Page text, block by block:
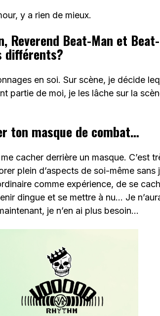
y a rien de mieux.
Reverend Beat-Man et
différents?
en soi. Sur scène, je décide
partie de moi, je les lâche sur la
ton masque de combat…
cacher derrière un masque. C’est
plein d’aspects de soi-même sans
comme expérience, de se
dingue et se mettre à nu… Je
je n’en ai plus besoin…